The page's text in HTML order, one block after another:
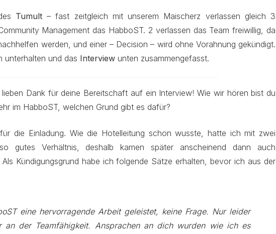
Tumult– fast zeitgleich mit unserem Maischerz verlassen gleich 3
Management das HabboST. 2 verlassen das Team freiwillig, da
werden, und einer – Decision – wird ohne Vorahnung gekündigt.
unterhalten und das Interview unten zusammengefasst.
Dank für deine Bereitschaft auf ein Interview! Wie wir hören bist du
im HabboST, welchen Grund gibt es dafür?
die Einladung. Wie die Hotelleitung schon wusste, hatte ich mit zwei
gutes Verhältnis, deshalb kamen später anscheinend dann auch
Kündigungsgrund habe ich folgende Sätze erhalten, bevor ich aus der
eine hervorragende Arbeit geleistet, keine Frage. Nur leider
an der Teamfähigkeit. Ansprachen an dich wurden wie ich es